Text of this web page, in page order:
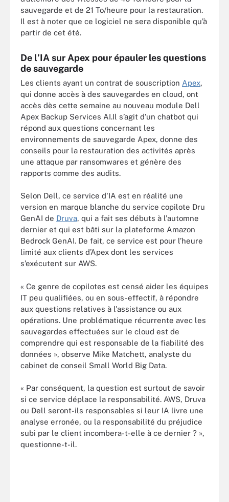
sauvegarde et de 21 To/heure pour la restauration.
Il est à noter que ce logiciel ne sera disponible qu’à
partir de cet été.
De l’IA sur Apex pour épauler les questions
de sauvegarde
Les clients ayant un contrat de souscription Apex,
qui donne accès à des sauvegardes en cloud, ont
accès dès cette semaine au nouveau module Dell
Apex Backup Services AI.Il s’agit d’un chatbot qui
répond aux questions concernant les
environnements de sauvegarde Apex, donne des
conseils pour la restauration des activités après
une attaque par ransomwares et génère des
rapports comme des audits.
Selon Dell, ce service d'IA est en réalité une
version en marque blanche du service copilote Dru
GenAI de Druva, qui a fait ses débuts à l'automne
dernier et qui est bâti sur la plateforme Amazon
Bedrock GenAI. De fait, ce service est pour l’heure
limité aux clients d’Apex dont les services
s’exécutent sur AWS.
« Ce genre de copilotes est censé aider les équipes
IT peu qualifiées, ou en sous-effectif, à répondre
aux questions relatives à l'assistance ou aux
opérations. Une problématique récurrente avec les
sauvegardes effectuées sur le cloud est de
comprendre qui est responsable de la fiabilité des
données », observe Mike Matchett, analyste du
cabinet de conseil Small World Big Data.
« Par conséquent, la question est surtout de savoir
si ce service déplace la responsabilité. AWS, Druva
ou Dell seront-ils responsables si leur IA livre une
analyse erronée, ou la responsabilité du préjudice
subi par le client incombera-t-elle à ce dernier ? »,
questionne-t-il.